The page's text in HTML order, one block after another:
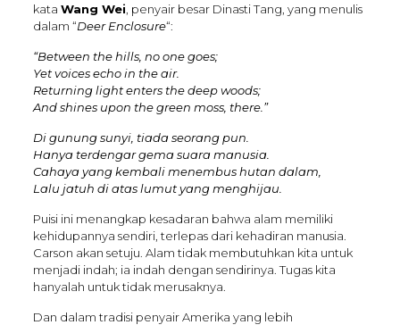
kata Wang Wei , penyair besar Dinasti Tang, yang menulis
dalam “Deer Enclosure“:
“Between the hills, no one goes;
Yet voices echo in the air.
Returning light enters the deep woods;
And shines upon the green moss, there.”
Di gunung sunyi, tiada seorang pun.
Hanya terdengar gema suara manusia.
Cahaya yang kembali menembus hutan dalam,
Lalu jatuh di atas lumut yang menghijau.
Puisi ini menangkap kesadaran bahwa alam memiliki
kehidupannya sendiri, terlepas dari kehadiran manusia.
Carson akan setuju. Alam tidak membutuhkan kita untuk
menjadi indah; ia indah dengan sendirinya. Tugas kita
hanyalah untuk tidak merusaknya.
Dan dalam tradisi penyair Amerika yang lebih